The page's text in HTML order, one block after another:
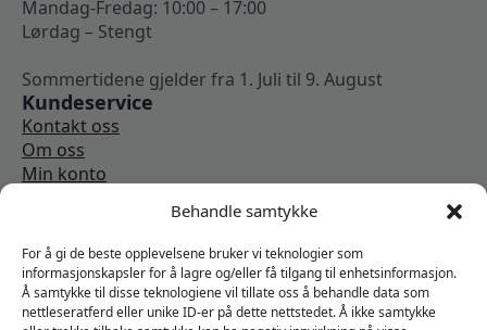
Behandle samtykke
For å gi de beste opplevelsene bruker vi teknologier som
informasjonskapsler for å lagre og/eller få tilgang til enhetsinformasjon.
Å samtykke til disse teknologiene vil tillate oss å behandle data som
nettleseratferd eller unike ID-er på dette nettstedet. Å ikke samtykke
Mandag-Fredag: 10:00 – 17:00
Lørdag – Stengt
Sommertidene gjelder fra 1. Juli til 9. August
Kundeservice
Kontakt oss
Om oss
Min konto
Vi er sosiale